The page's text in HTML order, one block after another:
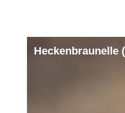
Heckenbraunelle